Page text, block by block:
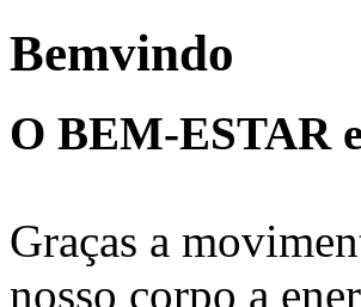
Bemvindo
O BEM-ESTAR
Graças a
nosso corpo a